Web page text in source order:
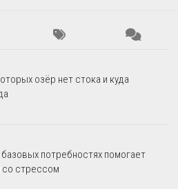
озёр нет стока и куда
базовых потребностях помогает
со стрессом